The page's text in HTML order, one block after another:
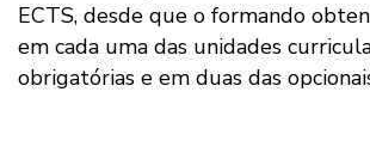
ECTS, desde que o formando
em cada uma das unidades
obrigatórias e em duas das